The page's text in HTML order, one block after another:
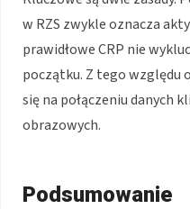
w RZS zwykle oznacza
prawidłowe CRP nie
początku. Z tego względu
się na połączeniu danych
obrazowych.
Podsumowanie